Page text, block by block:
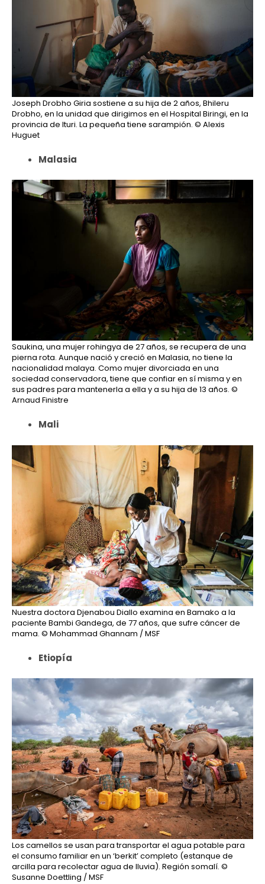
Joseph Drobho Giria sostiene a su hija de 2 años, Bhileru
Drobho, en la unidad que dirigimos en el Hospital Biringi, en la
provincia de Ituri. La pequeña tiene sarampión. © Alexis
Huguet
Malasia
Saukina, una mujer rohingya de 27 años, se recupera de una
pierna rota. Aunque nació y creció en Malasia, no tiene la
nacionalidad malaya. Como mujer divorciada en una
sociedad conservadora, tiene que confiar en sí misma y en
sus padres para mantenerla a ella y a su hija de 13 años. ©
Arnaud Finistre
Mali
Nuestra doctora Djenabou Diallo examina en Bamako a la
paciente Bambi Gandega, de 77 años, que sufre cáncer de
mama. © Mohammad Ghannam / MSF
Etiopía
Los camellos se usan para transportar el agua potable para
el consumo familiar en un ‘berkit’ completo (estanque de
arcilla para recolectar agua de lluvia). Región somalí. ©
Susanne Doettling / MSF